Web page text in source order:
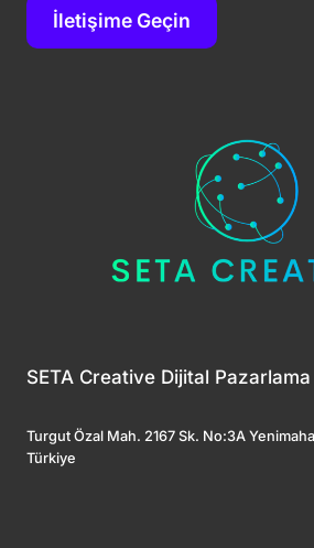
İletişime Geçin
SETA Creative Dijital Pazarlama
Turgut Özal Mah. 2167 Sk. No:3A
Türkiye